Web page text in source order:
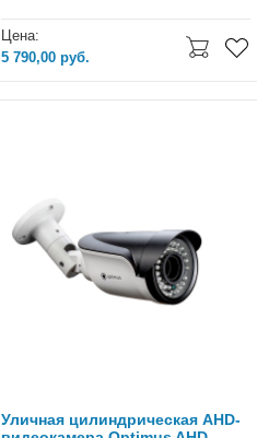
Цена:
5 790,00 руб.
Уличная цилиндрическая AHD-